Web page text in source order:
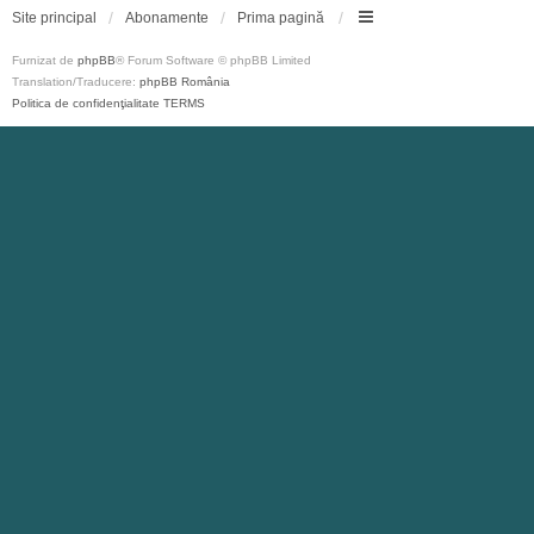
Site principal Abonamente Prima pagină
Furnizat de phpBB® Forum Software © phpBB Limited
Translation/Traducere: phpBB România
Politica de confidenţialitate TERMS